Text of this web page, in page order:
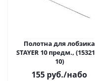
Полотна для лобзика
STAYER 10 предм., (15321-S-
10)
155 руб./набо